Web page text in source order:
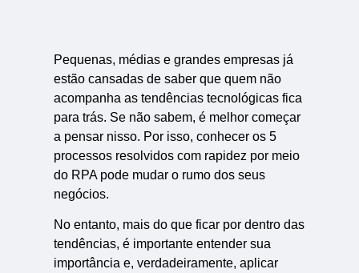
Pequenas, médias e grandes empresas já
estão cansadas de saber que quem não
acompanha as tendências tecnológicas fica
para trás. Se não sabem, é melhor começar
a pensar nisso. Por isso, conhecer os 5
processos resolvidos com rapidez por meio
do RPA pode mudar o rumo dos seus
negócios.
No entanto, mais do que ficar por dentro das
tendências, é importante entender sua
importância e, verdadeiramente, aplicar